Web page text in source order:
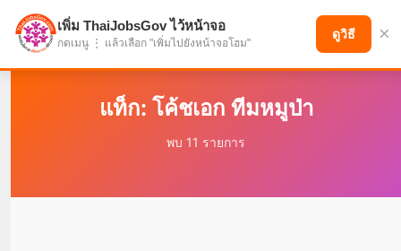
แบ่งปันโอกาส เพื่ออนาคตที่ก้าวหน้า
แท็ก: โค้ชเอก ทีมหมูป่า
พบ 11 รายการ
เพิ่ม ThaiJobsGov ไว้หน้าจอ
กดเมนู ⋮ แล้วเลือก "เพิ่มไปยังหน้าจอโฮม"
ดูวิธี ×